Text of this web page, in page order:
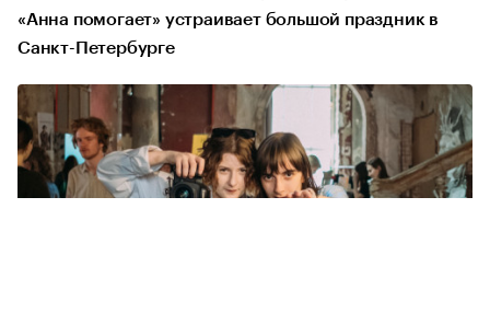
«Анна помогает» устраивает большой праздник в
Санкт-Петербурге